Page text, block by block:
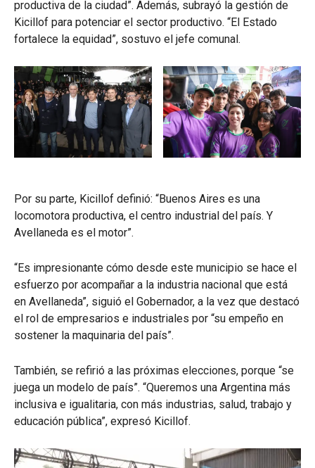
productiva de la ciudad”. Además, subrayó la gestión de
Kicillof para potenciar el sector productivo. “El Estado
fortalece la equidad”, sostuvo el jefe comunal.
Por su parte, Kicillof definió: “Buenos Aires es una
locomotora productiva, el centro industrial del país. Y
Avellaneda es el motor”.
“Es impresionante cómo desde este municipio se hace el
esfuerzo por acompañar a la industria nacional que está
en Avellaneda”, siguió el Gobernador, a la vez que destacó
el rol de empresarios e industriales por “su empeño en
sostener la maquinaria del país”.
También, se refirió a las próximas elecciones, porque “se
juega un modelo de país”. “Queremos una Argentina más
inclusiva e igualitaria, con más industrias, salud, trabajo y
educación pública”, expresó Kicillof.